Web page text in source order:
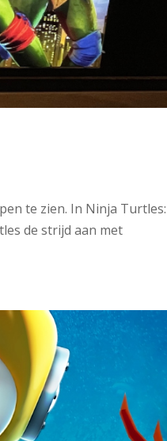
te zien. In Ninja Turtles:
de strijd aan met